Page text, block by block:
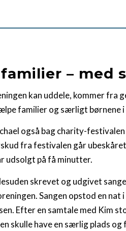
– med
kan uddele, kommer fra
familier og særligt børnene
også bag charity-festivalen
fra festivalen går
udsolgt på få minutter.
skrevet og udgivet
Sangen opstod en
Efter en samtale med Kim
skulle have en særlig plads